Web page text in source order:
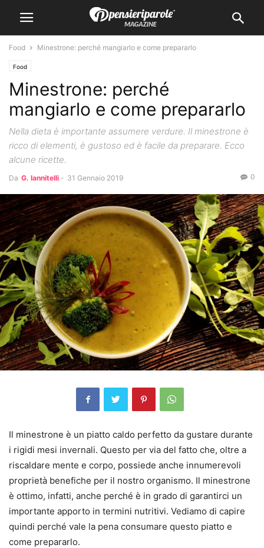
Food Minestrone: perché mangiarlo e come prepararlo
Food
Minestrone: perché
mangiarlo e come prepararlo
Nella dieta è importante assumere verdure. Il minestrone è
ricco di elementi, è gustoso ed è facile da preparare. Ecco
alcune ricette.
Da G. Iannitelli - 31 Gennaio 2019 0
Il minestrone è un piatto caldo perfetto da gustare durante
i rigidi mesi invernali. Questo per via del fatto che, oltre a
riscaldare mente e corpo, possiede anche innumerevoli
proprietà benefiche per il nostro organismo. Il minestrone
è ottimo, infatti, anche perché è in grado di garantirci un
importante apporto in termini nutritivi. Vediamo di capire
quindi perché vale la pena consumare questo piatto e
come prepararlo.